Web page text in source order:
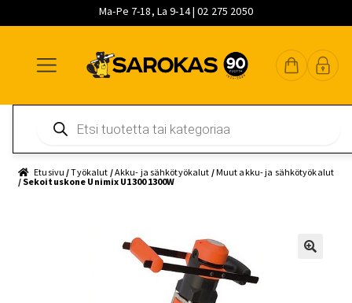
Ma-Pe 7-18, La 9-14 | 02 275 2050
navigointiin
sisältöön
pääsisältöön
search
Etusivu /Työkalut /Akku- ja sähkötyökalut /Muut akku- ja sähkötyökalut
/ Sekoituskone Unimix U1300 1300W